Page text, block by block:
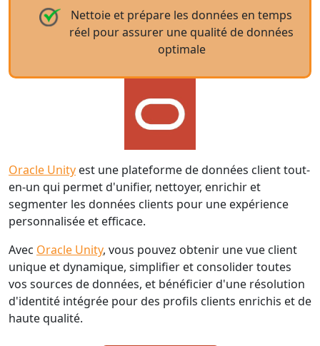
Nettoie et prépare les données en temps
réel pour assurer une qualité de données
optimale
Oracle Unity est une plateforme de données client tout-
en-un qui permet d'unifier, nettoyer, enrichir et
segmenter les données clients pour une expérience
personnalisée et efficace.
Avec Oracle Unity, vous pouvez obtenir une vue client
unique et dynamique, simplifier et consolider toutes
vos sources de données, et bénéficier d'une résolution
d'identité intégrée pour des profils clients enrichis et de
haute qualité.